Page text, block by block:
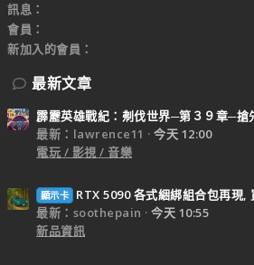
訊息
會員
新加入的會員
最新文章
霹靂英雄戰紀：刜伐世界─第３９章─搶
最新：lawrence11
今天 12:00
電玩 / 影視 / 音樂
顯示卡
RTX 5090 各式綑綁組合包再現,
最新：soothepain
今天 10:55
新品資訊